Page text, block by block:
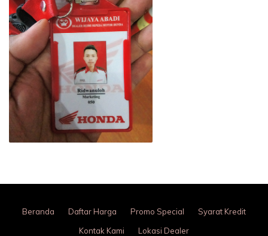
Beranda Daftar Harga Promo Special
Syarat Kredit
Kontak Kami
Lokasi Dealer